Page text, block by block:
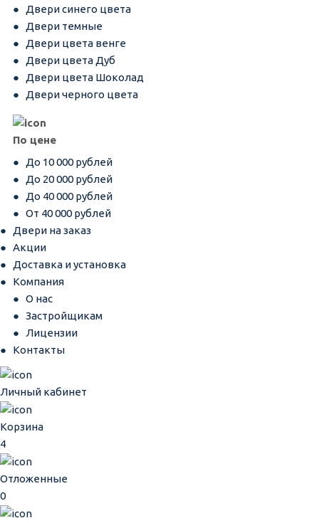
Двери синего цвета
Двери темные
Двери цвета венге
Двери цвета Дуб
Двери цвета Шоколад
Двери черного цвета
По цене
До 10 000 рублей
До 20 000 рублей
До 40 000 рублей
От 40 000 рублей
Двери на заказ
Акции
Доставка и установка
Компания
О нас
Застройщикам
Лицензии
Контакты
Личный кабинет
Корзина
4
Отложенные
0